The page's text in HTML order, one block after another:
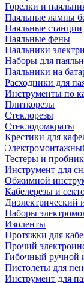
Горелки и
Паяльные лампы
Паяльные станции
Паяльные фены
Паяльники
Наборы для
Паяльники на
Расходники для
Инструменты по
Плиткорезы
Стеклорезы
Стеклодомкраты
Крестики для
Тестеры и
Инструмент для
Обжимной
Кабелерезы и
Диэлектрический
Наборы
Изоленты
Протяжки для
Прочий
Гибочный ручной
Пистолеты для
Инструмент для